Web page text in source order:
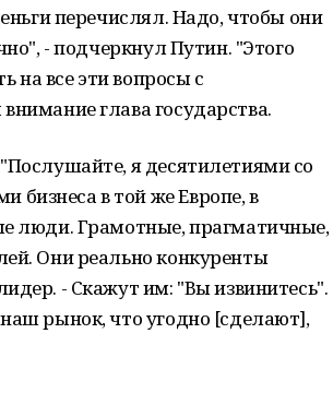
перечислял. Надо, чтобы они
- подчеркнул Путин. "Этого
на все эти вопросы с
глава государства.
я десятилетиями со
бизнеса в той же Европе, в
люди. Грамотные, прагматичные,
Они реально конкуренты
- Скажут им: "Вы извинитесь".
рынок, что угодно [сделают],